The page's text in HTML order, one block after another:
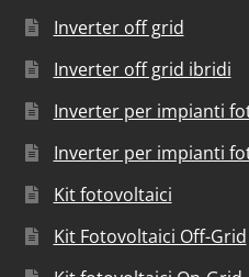
Inverter off grid
Inverter off grid ibridi
Inverter per impianti
Inverter per impianti
Kit fotovoltaici
Kit Fotovoltaici Off-Grid